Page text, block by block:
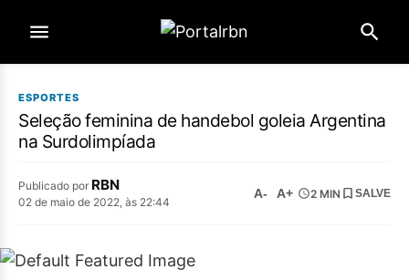
ESPORTES
Seleção feminina de handebol goleia Argentina
na Surdolimpíada
Publicado por RBN
02 de maio de 2022, às 22:44
A- A+ 2 MIN SALVE